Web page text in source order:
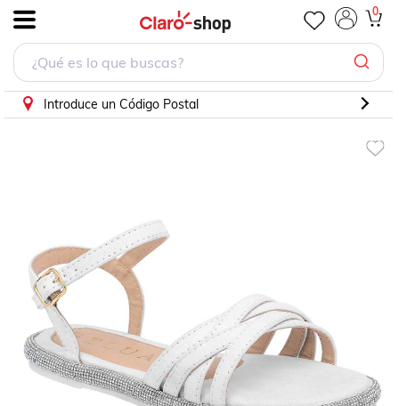
0
Introduce un Código Postal
Sandalia Belua Blanco 35140